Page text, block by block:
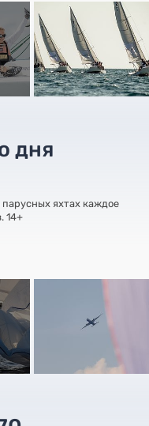
дня
яхтах каждое
14+